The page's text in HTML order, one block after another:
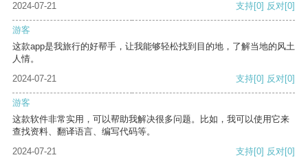
2024-07-21 支持[0] 反对[0]
游客
这款app是我旅行的好帮手，让我能够轻松找到目的地，了解当地的风土
人情。
2024-07-21
支持[0] 反对[0]
游客
这款软件非常实用，可以帮助我解决很多问题。比如，我可以使用它来
查找资料、翻译语言、编写代码等。
2024-07-21
支持[0] 反对[0]